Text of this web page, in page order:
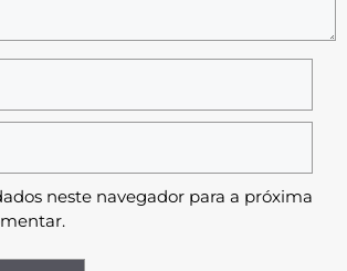
neste navegador para a próxima